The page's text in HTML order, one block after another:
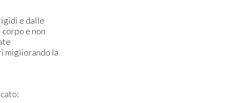
e dalle
e non
migliorando la